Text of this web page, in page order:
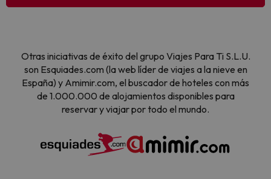
Otras iniciativas de éxito del grupo Viajes Para Ti S.L.U.
son Esquiades.com (la web líder de viajes a la nieve en
España) y Amimir.com, el buscador de hoteles con más
de 1.000.000 de alojamientos disponibles para
reservar y viajar por todo el mundo.